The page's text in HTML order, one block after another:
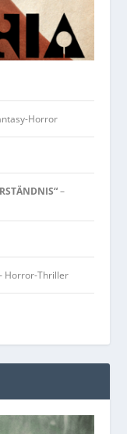
Horror
–
Horror-Thriller